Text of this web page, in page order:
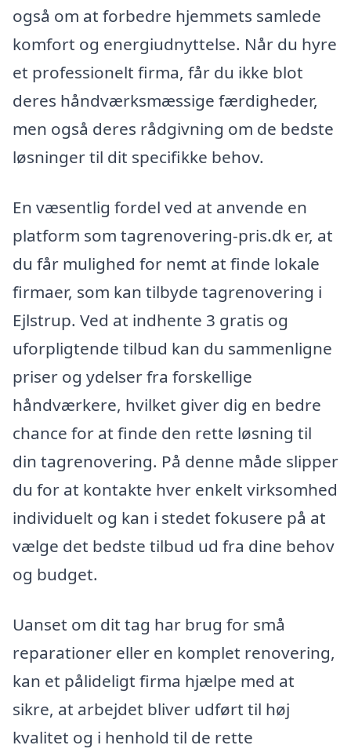
også om at forbedre hjemmets samlede
komfort og energiudnyttelse. Når du hyre
et professionelt firma, får du ikke blot
deres håndværksmæssige færdigheder,
men også deres rådgivning om de bedste
løsninger til dit specifikke behov.
En væsentlig fordel ved at anvende en
platform som tagrenovering-pris.dk er, at
du får mulighed for nemt at finde lokale
firmaer, som kan tilbyde tagrenovering i
Ejlstrup. Ved at indhente 3 gratis og
uforpligtende tilbud kan du sammenligne
priser og ydelser fra forskellige
håndværkere, hvilket giver dig en bedre
chance for at finde den rette løsning til
din tagrenovering. På denne måde slipper
du for at kontakte hver enkelt virksomhed
individuelt og kan i stedet fokusere på at
vælge det bedste tilbud ud fra dine behov
og budget.
Uanset om dit tag har brug for små
reparationer eller en komplet renovering,
kan et pålideligt firma hjælpe med at
sikre, at arbejdet bliver udført til høj
kvalitet og i henhold til de rette